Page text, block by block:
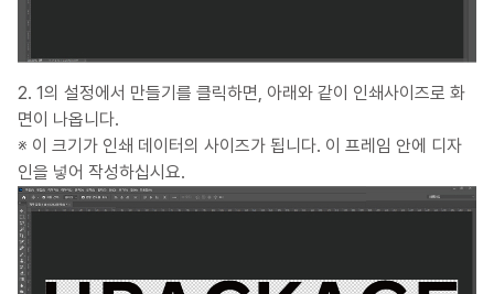
2. 1의 설정에서 만들기를 클릭하면, 아래와 같이 인쇄사이즈로 화
면이 나옵니다.
※ 이 크기가 인쇄 데이터의 사이즈가 됩니다. 이 프레임 안에 디자
인을 넣어 작성하십시요.